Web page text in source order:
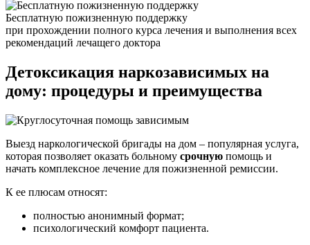
Бесплатную пожизненную поддержку
при прохождении полного курса лечения и выполнения всех
рекомендаций лечащего доктора
Детоксикация наркозависимых на
дому: процедуры и преимущества
Выезд наркологической бригады на дом – популярная услуга,
которая позволяет оказать больному срочную помощь и
начать комплексное лечение для пожизненной ремиссии.
К ее плюсам относят:
полностью анонимный формат;
психологический комфорт пациента.